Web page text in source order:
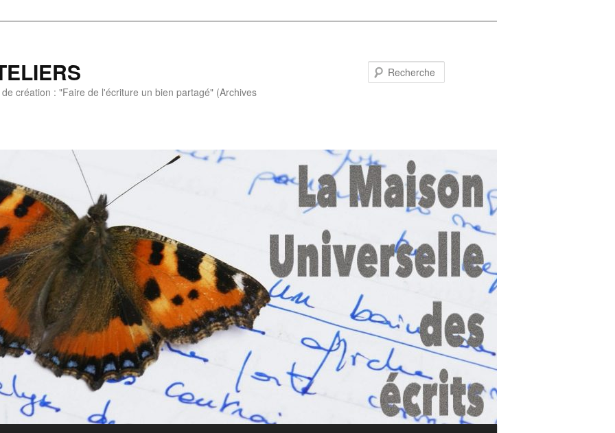
création : "Faire de l'écriture un bien partagé" (Archives